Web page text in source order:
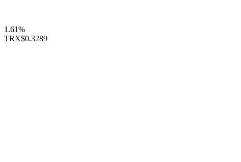
1.61%
TRX$0.3289